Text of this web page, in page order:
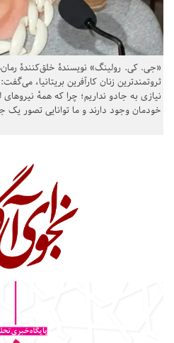
«جی. کی. رولینگ» نویسندهٔ خلق‌کنندهٔ
ثروتمندترین زنان کارآفرین بریتانیا،
نیازی به جادو نداریم؛ چرا که همهٔ نیروهای
خودمان وجود دارند و ما توانایی تصور یک